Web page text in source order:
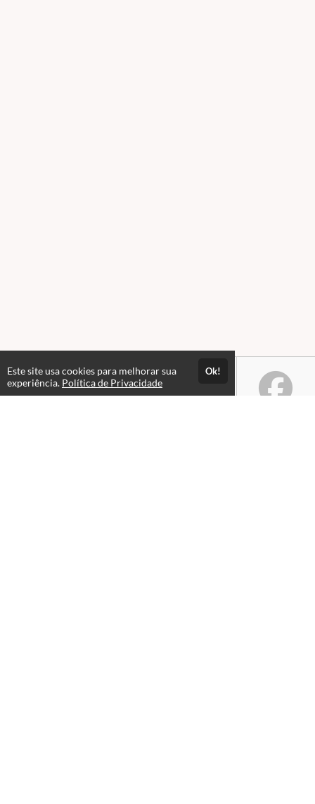
Este site usa cookies para melhorar sua
experiência. Política de Privacidade
Ok!